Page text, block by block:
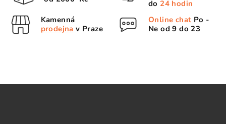
k
do 24 hodin
Kamenná
prodejna v Praze
Online chat Po -
Ne od 9 do 23